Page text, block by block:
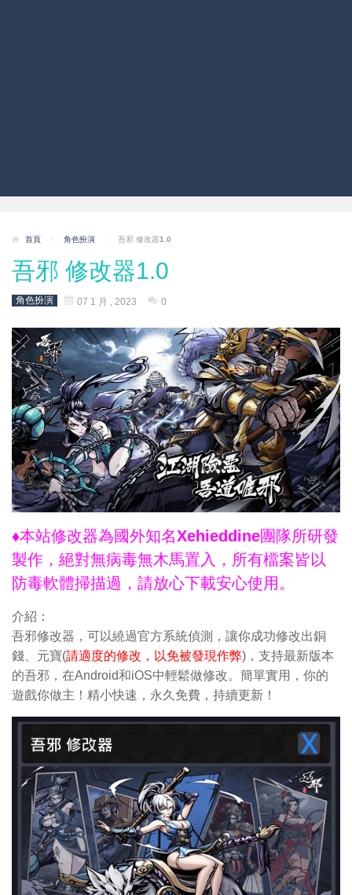
首頁 / 角色扮演 / 吾邪 修改器1.0
吾邪 修改器1.0
角色扮演 07 1 月 , 2023 0
♦本站修改器為國外知名Xehieddine團隊所研發
製作，絕對無病毒無木馬置入，所有檔案皆以
防毒軟體掃描過，請放心下載安心使用。
介紹：
吾邪修改器，可以繞過官方系統偵測，讓你成功修改出銅
錢、元寶(請適度的修改，以免被發現作弊)，支持最新版本
的吾邪，在Android和iOS中輕鬆做修改。簡單實用，你的
遊戲你做主！精小快速，永久免費，持續更新！